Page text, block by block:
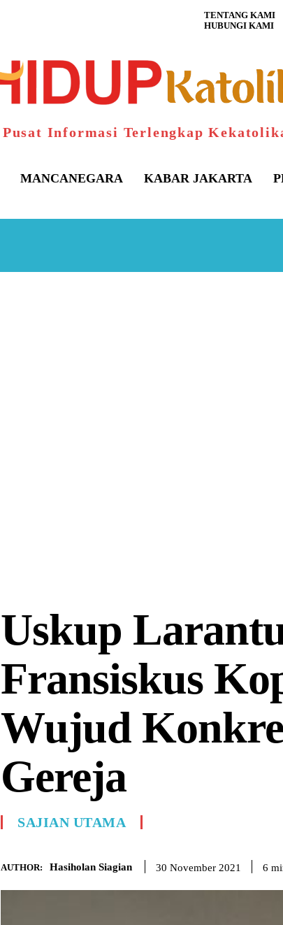
TENTANG KAMI
HUBUNGI KAMI
Pusat Informasi Terlengkap
MANCANEGARA KABAR JAKARTA
Uskup
Fransiskus
Wujud
Gereja
SAJIAN UTAMA
AUTHOR: Hasiholan Siagian 30 November 2021 6